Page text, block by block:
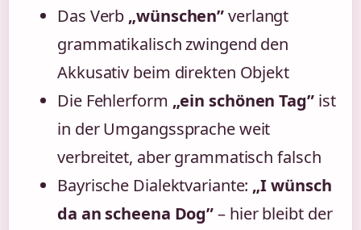
Das Verb „wünschen”verlangt
grammatikalisch zwingend den
Akkusativ beim direkten Objekt
Die Fehlerform „ein schönen Tag”ist
in der Umgangssprache weit
verbreitet, aber grammatisch falsch
Bayrische Dialektvariante: „I wünsch
da an scheena Dog”– hier bleibt der